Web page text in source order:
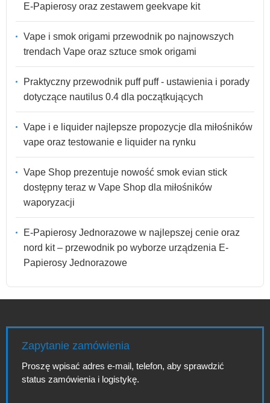
E-Papierosy oraz zestawem geekvape kit
Vape i smok origami przewodnik po najnowszych
trendach Vape oraz sztuce smok origami
Praktyczny przewodnik puff puff - ustawienia i porady
dotyczące nautilus 0.4 dla początkujących
Vape i e liquider najlepsze propozycje dla miłośników
vape oraz testowanie e liquider na rynku
Vape Shop prezentuje nowość smok evian stick
dostępny teraz w Vape Shop dla miłośników
waporyzacji
E-Papierosy Jednorazowe w najlepszej cenie oraz
nord kit – przewodnik po wyborze urządzenia E-
Papierosy Jednorazowe
Zapytanie zamówienia
Proszę wpisać adres e-mail, telefon, aby sprawdzić
status zamówienia i logistykę.